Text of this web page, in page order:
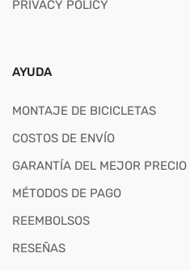
PRIVACY POLICY
AYUDA
MONTAJE DE BICICLETAS
COSTOS DE ENVÍO
GARANTÍA DEL MEJOR PRECIO
MÉTODOS DE PAGO
REEMBOLSOS
RESEÑAS